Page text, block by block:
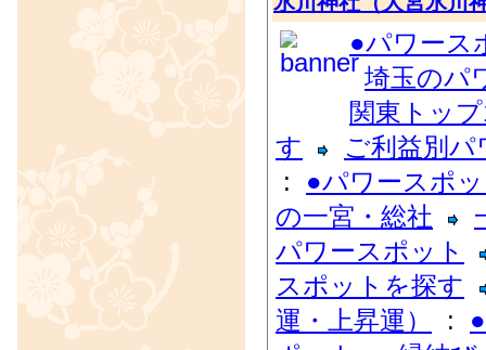
●パワース
埼玉のパ
関東トッ
す
ご利益別
: ●パワースポ
の一宮・総社
パワースポット
スポットを探す
運・上昇運）
: